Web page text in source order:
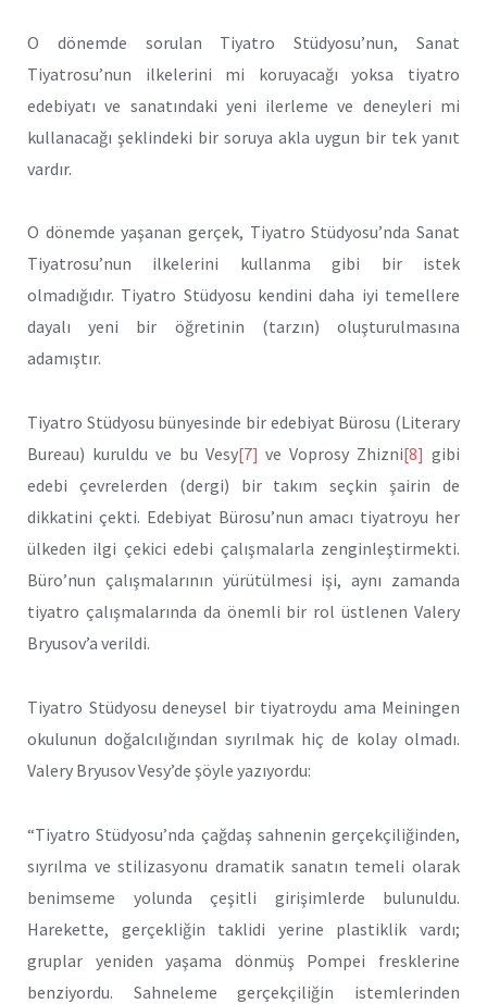
O dönemde sorulan Tiyatro Stüdyosu’nun, Sanat
Tiyatrosu’nun ilkelerini mi koruyacağı yoksa tiyatro
edebiyatı ve sanatındaki yeni ilerleme ve deneyleri mi
kullanacağı şeklindeki bir soruya akla uy­gun bir tek yanıt
vardır.
O dönemde yaşanan gerçek, Tiyatro Stüdyosu’nda Sanat
Tiyatrosu’nun ilkelerini kullanma gibi bir istek
olmadığıdır. Tiyatro Stüd­yosu kendini daha iyi temellere
dayalı yeni bir öğretinin (tarzın) oluş­turulmasına
adamıştır.
Tiyatro Stüdyosu bünyesinde bir edebiyat Bürosu (Literary
Bureau) kuruldu ve bu Vesy[7] ve Voprosy Zhizni[8] gibi
edebi çevrelerden (dergi) bir takım seçkin şairin de
dikkatini çekti. Edebiyat Bürosu’nun amacı tiyatroyu her
ülkeden ilgi çekici edebi çalışmalarla zenginleştirmekti.
Büro’nun çalışmalarının yürütülmesi işi, aynı zaman­da
tiyatro çalışmalarında da önemli bir rol üstlenen Valery
Bryusov’a verildi.
Tiyatro Stüdyosu deneysel bir tiyatroydu ama Meiningen
okulu­nun doğalcılığından sıyrılmak hiç de kolay olmadı.
Valery Bryusov Vesy’de şöyle yazıyordu:
“Tiyatro Stüdyosu’nda çağdaş sahnenin gerçekçiliğinden,
sıyrıl­ma ve stilizasyonu dramatik sanatın temeli olarak
benimseme yolun­da çeşitli girişimlerde bulunuldu.
Harekette, gerçekliğin taklidi ye­rine plastiklik vardı;
gruplar yeniden yaşama dönmüş Pompei fresk­lerine
benziyordu. Sahneleme gerçekçiliğin istemlerinden